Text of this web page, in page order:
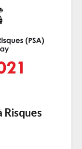
Risques